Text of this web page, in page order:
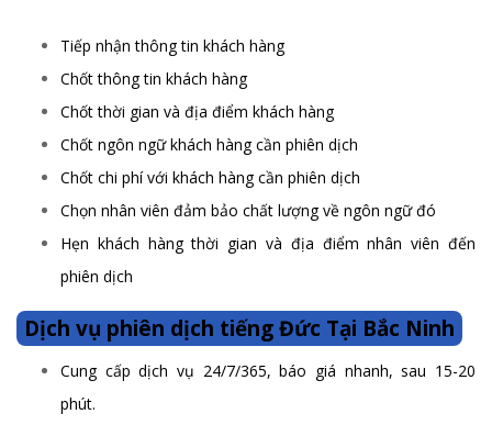
Tiếp nhận thông tin khách hàng
Chốt thông tin khách hàng
Chốt thời gian và địa điểm khách hàng
Chốt ngôn ngữ khách hàng cần phiên dịch
Chốt chi phí với khách hàng cần phiên dịch
Chọn nhân viên đảm bảo chất lượng về ngôn ngữ đó
Hẹn khách hàng thời gian và địa điểm nhân viên đến
phiên dịch
Dịch vụ phiên dịch tiếng Đức Tại Bắc Ninh
Cung cấp dịch vụ 24/7/365, báo giá nhanh, sau 15-20
phút.